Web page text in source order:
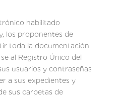
habilitado
los proponentes de
toda la documentación
al Registro Único del
usuarios y contraseñas
a sus expedientes y
sus carpetas de